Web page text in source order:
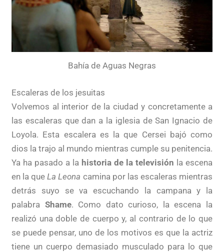
Bahía de Aguas Negras
Escaleras de los jesuitas
Volvemos al interior de la ciudad y concretamente a
las escaleras que dan a la iglesia de San Ignacio de
Loyola. Esta escalera es la que Cersei bajó como
dios la trajo al mundo mientras cumple su penitencia.
Ya ha pasado a la historia de la televisión la escena
en la queLa Leona camina por las escaleras mientras
detrás suyo se va escuchando la campana y la
palabra Shame. Como dato curioso, la escena la
realizó una doble de cuerpo y, al contrario de lo que
se puede pensar, uno de los motivos es que la actriz
tiene un cuerpo demasiado musculado para lo que